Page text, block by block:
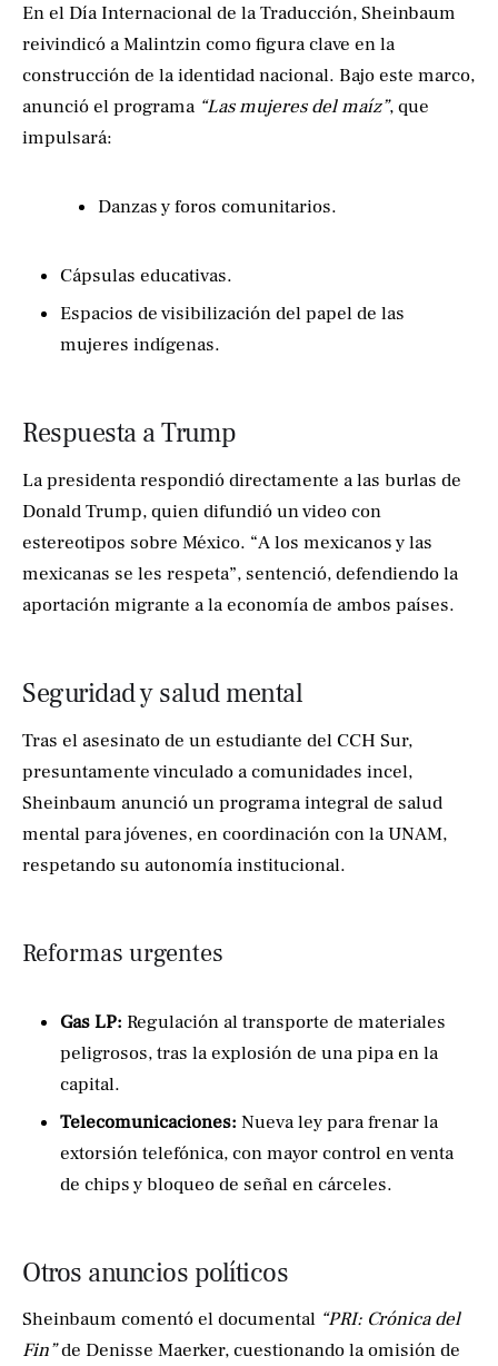
En el Día Internacional de la Traducción, Sheinbaum
reivindicó a Malintzin como figura clave en la
construcción de la identidad nacional. Bajo este marco,
anunció el programa “Las mujeres del maíz”, que
impulsará:
Danzas y foros comunitarios.
Cápsulas educativas.
Espacios de visibilización del papel de las
mujeres indígenas.
Respuesta a Trump
La presidenta respondió directamente a las burlas de
Donald Trump, quien difundió un video con
estereotipos sobre México. “A los mexicanos y las
mexicanas se les respeta”, sentenció, defendiendo la
aportación migrante a la economía de ambos países.
Seguridad y salud mental
Tras el asesinato de un estudiante del CCH Sur,
presuntamente vinculado a comunidades incel,
Sheinbaum anunció un programa integral de salud
mental para jóvenes, en coordinación con la UNAM,
respetando su autonomía institucional.
Reformas urgentes
Gas LP: Regulación al transporte de materiales
peligrosos, tras la explosión de una pipa en la
capital.
Telecomunicaciones: Nueva ley para frenar la
extorsión telefónica, con mayor control en venta
de chips y bloqueo de señal en cárceles.
Otros anuncios políticos
Sheinbaum comentó el documental “PRI: Crónica del
Fin”de Denisse Maerker, cuestionando la omisión de